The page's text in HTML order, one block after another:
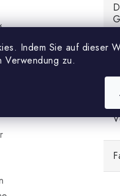
Indem Sie auf dieser
Verwendung zu.